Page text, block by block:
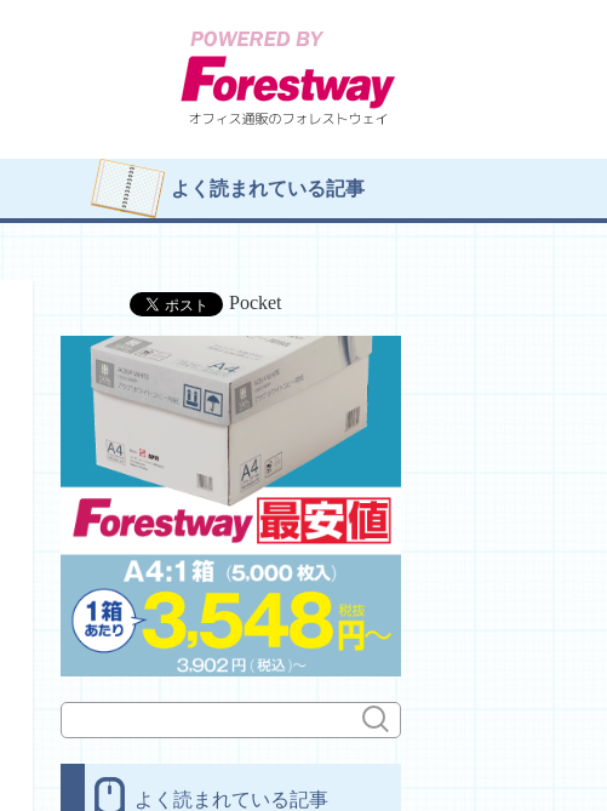
よく読まれている記事
Pocket
よく読まれている記事